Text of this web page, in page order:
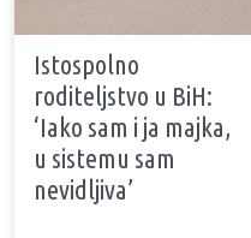
Istospolno
roditeljstvo u BiH:
‘Iako sam i ja majka,
u sistemu sam
nevidljiva’